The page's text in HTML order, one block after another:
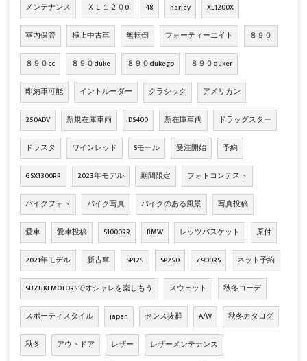
メンテナンス ＸＬ１２０0 48 harley XL1200X
室内保管 極上中古車 無転倒 フォーティーエイト ８９０
８９０cc ８９０duke ８９０dukegp ８９０duker
即納車可能 イントルーダー クラシック アメリカン
250ADV 新規在庫車両 DS400 新在庫車両 ドラッグスター
ドラスタ ワインレッド Sモール 受注開始 予約
GSX1300RR 2023年モデル 期間限定 フォトコンテスト
バイクフォト バイク写真 バイクのある風景 写真投稿
愛車 愛車投稿 S1000RR BMW レッツバスケット 原付
2021年モデル 新古車 SP125 SP250 Z900RS ネット予約
SUZUKI MOTORSでオシャレを楽しもう スウェット 秋冬コーデ
スポーティスタイル japan センス抜群 A/W 秋冬カタログ
秋冬 アウトドア レザー レザーメンテナンス